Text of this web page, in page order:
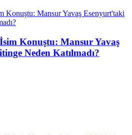
Konuştu: Mansur Yavaş
Neden Katılmadı?